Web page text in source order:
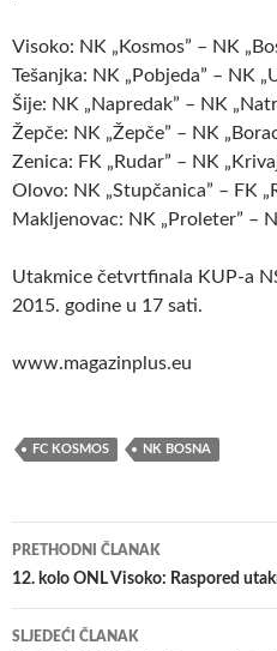
Visoko: NK „Kosmos” – NK
Tešanjka: NK „Pobjeda” – NK
Šije: NK „Napredak” – NK
Žepče: NK „Žepče” – NK
Zenica: FK „Rudar” – NK
Olovo: NK „Stupčanica” – FK
Makljenovac: NK „Proleter” –
Utakmice četvrtfinala KUP-a
2015. godine u 17 sati.
www.magazinplus.eu
FC KOSMOS NK BOSNA
Navigacija
članaka
PRETHODNI ČLANAK
12. kolo ONL Visoko: Raspored
SLJEDEĆI ČLANAK